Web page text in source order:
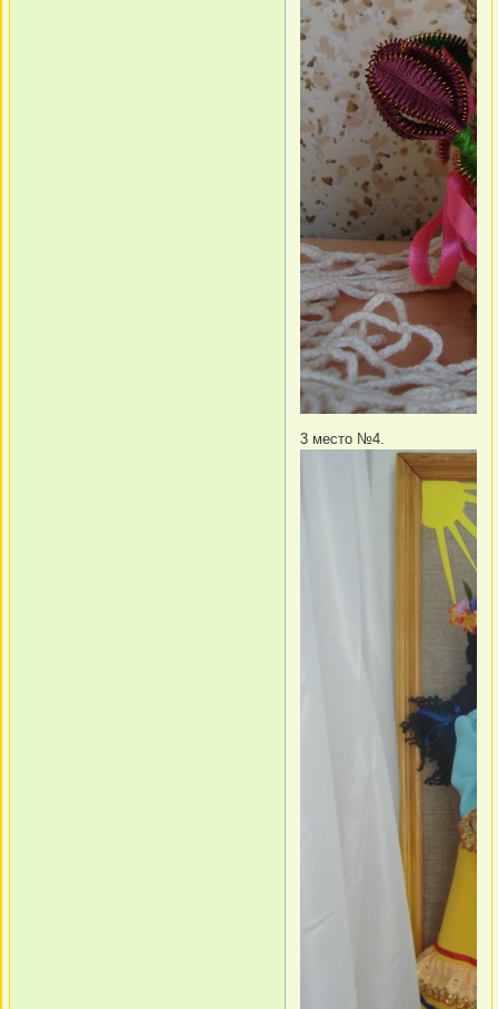
3 место №4.